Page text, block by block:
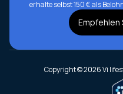
erhalte selbst 150 € als
Empfehlen
Copyright © 2026 Vi